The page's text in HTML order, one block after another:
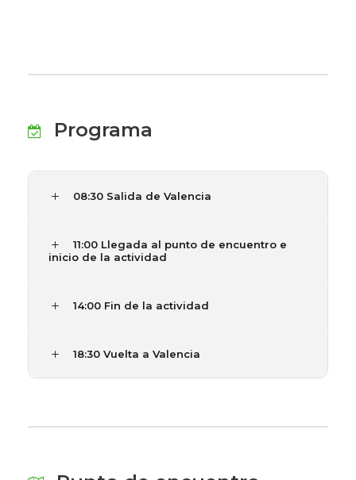
Programa
08:30 Salida de Valencia
11:00 Llegada al punto de encuentro e
inicio de la actividad
14:00 Fin de la actividad
18:30 Vuelta a Valencia